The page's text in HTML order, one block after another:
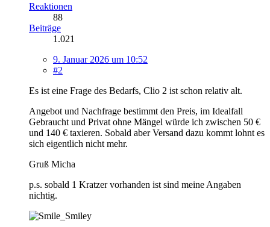
Reaktionen
88
Beiträge
1.021
9. Januar 2026 um 10:52
#2
Es ist eine Frage des Bedarfs, Clio 2 ist schon relativ alt.
Angebot und Nachfrage bestimmt den Preis, im Idealfall
Gebraucht und Privat ohne Mängel würde ich zwischen 50 €
und 140 € taxieren. Sobald aber Versand dazu kommt lohnt es
sich eigentlich nicht mehr.
Gruß Micha
p.s. sobald 1 Kratzer vorhanden ist sind meine Angaben
nichtig.